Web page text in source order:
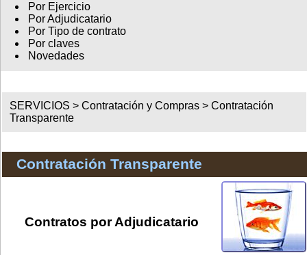
Por Ejercicio
Por Adjudicatario
Por Tipo de contrato
Por claves
Novedades
SERVICIOS >Contratación y Compras >Contratación
Transparente
Contratación Transparente
Contratos por Adjudicatario